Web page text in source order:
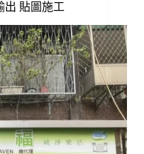
出 貼圖施工